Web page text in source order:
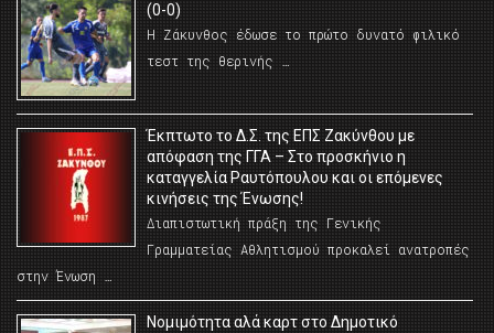
(0-0)
Η Ζάκυνθος έδωσε το πρώτο δυνατό φιλικό
τεστ της θερινής …
Έκπτωτο το Δ.Σ. της ΕΠΣ Ζακύνθου με
απόφαση της ΓΓΑ – Στο προσκήνιο η
καταγγελία Ραυτόπουλου και οι επόμενες
κινήσεις της Ένωσης!
Διαπιστωτική πράξη της Γενικής
Γραμματείας Αθλητισμού προκαλεί ανατροπές
στην Ένωση …
Νομιμότητα αλά καρτ στο Δημοτικό